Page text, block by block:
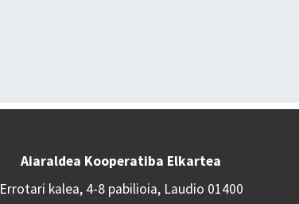
Aiaraldea Kooperatiba Elkartea
Errotari kalea, 4-8 pabilioia, Laudio 01400